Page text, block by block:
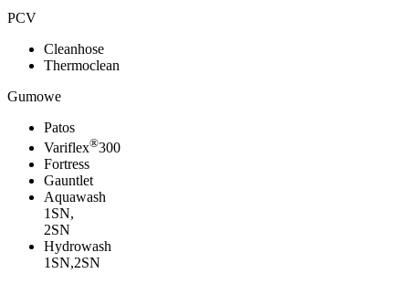
PCV
Cleanhose
Thermoclean
Gumowe
Patos
Variflex®300
Fortress
Gauntlet
Aquawash
1SN,
2SN
Hydrowash
1SN,2SN